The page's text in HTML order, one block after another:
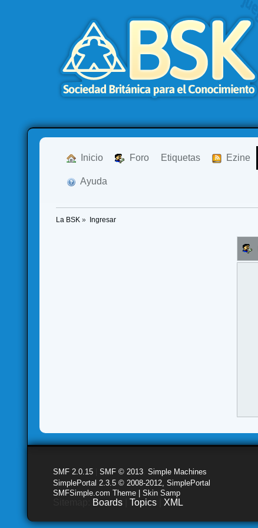
Inicio Foro Etiquetas Ezine
Ayuda
La BSK » Ingresar
SMF 2.0.15 |SMF © 2013 ,Simple Machines
SimplePortal 2.3.5 © 2008-2012, SimplePortal
SMFSimple.com Theme | Skin Samp
Boards |Topics XML